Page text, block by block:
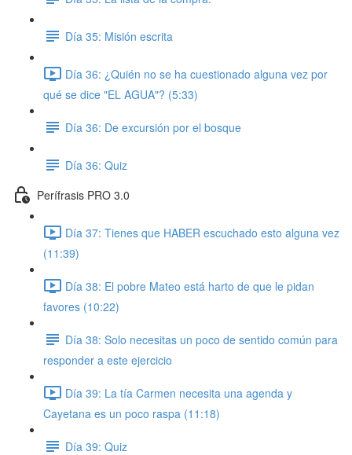
Día 35: Misión escrita
Día 36: ¿Quién no se ha cuestionado alguna vez por
qué se dice "EL AGUA"? (5:33)
Día 36: De excursión por el bosque
Día 36: Quiz
Perífrasis PRO 3.0
Día 37: Tienes que HABER escuchado esto alguna vez
(11:39)
Día 38: El pobre Mateo está harto de que le pidan
favores (10:22)
Día 38: Solo necesitas un poco de sentido común para
responder a este ejercicio
Día 39: La tía Carmen necesita una agenda y
Cayetana es un poco raspa (11:18)
Día 39: Quiz